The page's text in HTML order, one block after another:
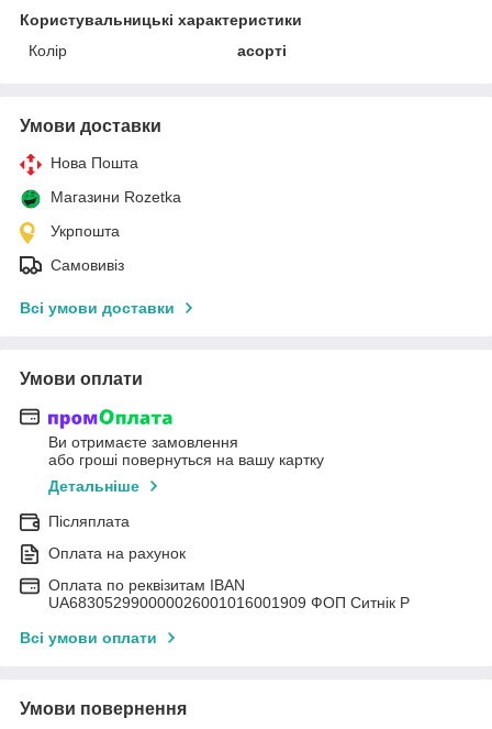
Користувальницькі характеристики
Колір
асорті
Умови доставки
Нова Пошта
Магазини Rozetka
Укрпошта
Самовивіз
Всі умови доставки
Умови оплати
Ви отримаєте замовлення
або гроші повернуться на вашу картку
Детальніше
Післяплата
Оплата на рахунок
Оплата по реквізитам IBAN
UА683052990000026001016001909 ФОП Ситнік Р
Всі умови оплати
Умови повернення